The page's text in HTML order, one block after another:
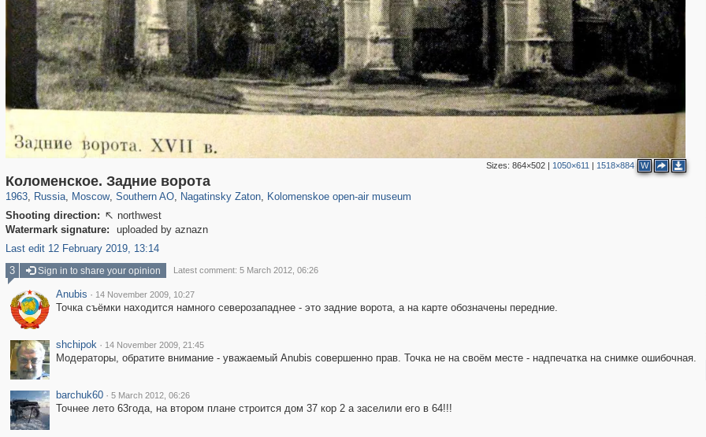
Sizes: 864×502| 1050×611 | 1518×884 W
Коломенское. Задние ворота
1963, Russia
1,406,756 29,243
, Moscow
319,864 8,286
, Southern AO
21,648 390
, Nagatinsky Zaton
3,132
, Kolomenskoe open-air museum
Shooting direction:  northwest
Watermark signature:
uploaded by aznazn
Last edit 12 February 2019, 13:14
3 Sign in to share your opinion Latest comment: 5 March 2012, 06:26
Anubis · 14 November 2009, 10:27
Точка съёмки находится намного северозападнее - это задние ворота, а на карте обозначены передние.
shchipok · 14 November 2009, 21:45
Модераторы, обратите внимание - уважаемый Anubis совершенно прав. Точка не на своём месте - надпечатка на снимке ошибочная.
barchuk60 · 5 March 2012, 06:26
Точнее лето 63года, на втором плане строится дом 37 кор 2 а заселили его в 64!!!